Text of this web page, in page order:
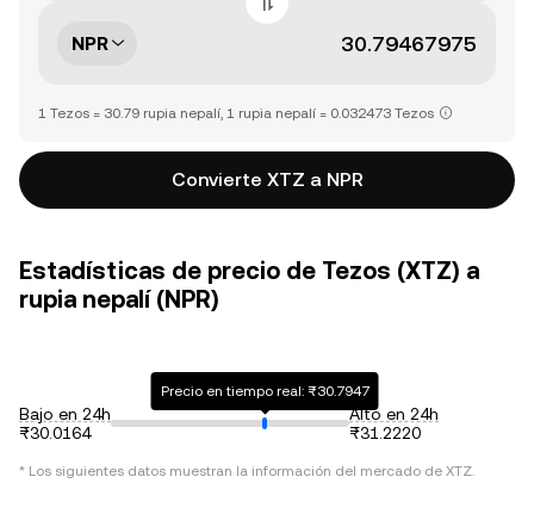
NPR
1 Tezos = 30.79 rupia nepalí, 1 rupia nepalí = 0.032473 Tezos
Convierte XTZ a NPR
Estadísticas de precio de Tezos (XTZ) a
rupia nepalí (NPR)
Bajo en 24h
₨30.0164
Precio en tiempo real: ₨30.7947
Alto en 24h
₨31.2220
* Los siguientes datos muestran la información del mercado de XTZ.